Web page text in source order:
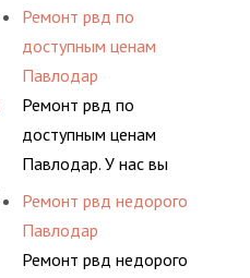
сложную задачу.
давления. Ремонт
шлангов производится
высококвалифицирован
ными спецами, которые
помогут решить любую
сложную задачу.
рукав с разными
фитингами и
комплектующими,
АДЫМ Инжиниринг
предлагает ремонт
шлангов высокого
шлангов производится
высококвалифицирован
ными спецами, которые
Ремонт рвд по
доступным ценам
Павлодар
Ремонт рвд по
доступным ценам
Павлодар. У нас вы
сможете приобрести
рукав с разными
фитингами и
Ремонт рвд недорого
Павлодар
Ремонт рвд недорого